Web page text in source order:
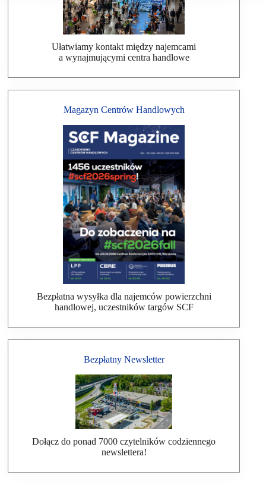
Ułatwiamy kontakt między najemcami
a wynajmującymi centra handlowe
Magazyn Centrów Handlowych
Bezpłatna wysyłka dla najemców powierzchni
handlowej, uczestników targów SCF
Bezpłatny Newsletter
Dołącz do ponad 7000 czytelników codziennego
newslettera!